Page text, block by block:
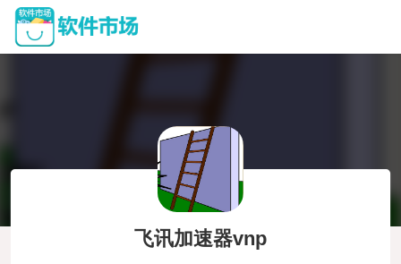
飞讯加速器vnp